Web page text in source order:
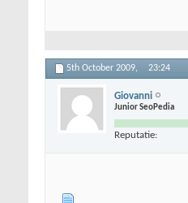
5th October 2009, 23:24
Giovanni
Junior SeoPedia
Reputatie: